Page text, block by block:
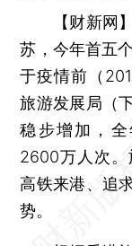
【财新网】
苏，今年首五
于疫情前（
旅游发展局（
稳步增加，
2600万人次
高铁来港、追
势。